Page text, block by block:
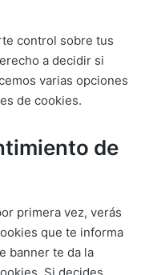
control sobre tus
a decidir si
varias opciones
de cookies.
de
primera vez, verás
que te informa
banner te da la